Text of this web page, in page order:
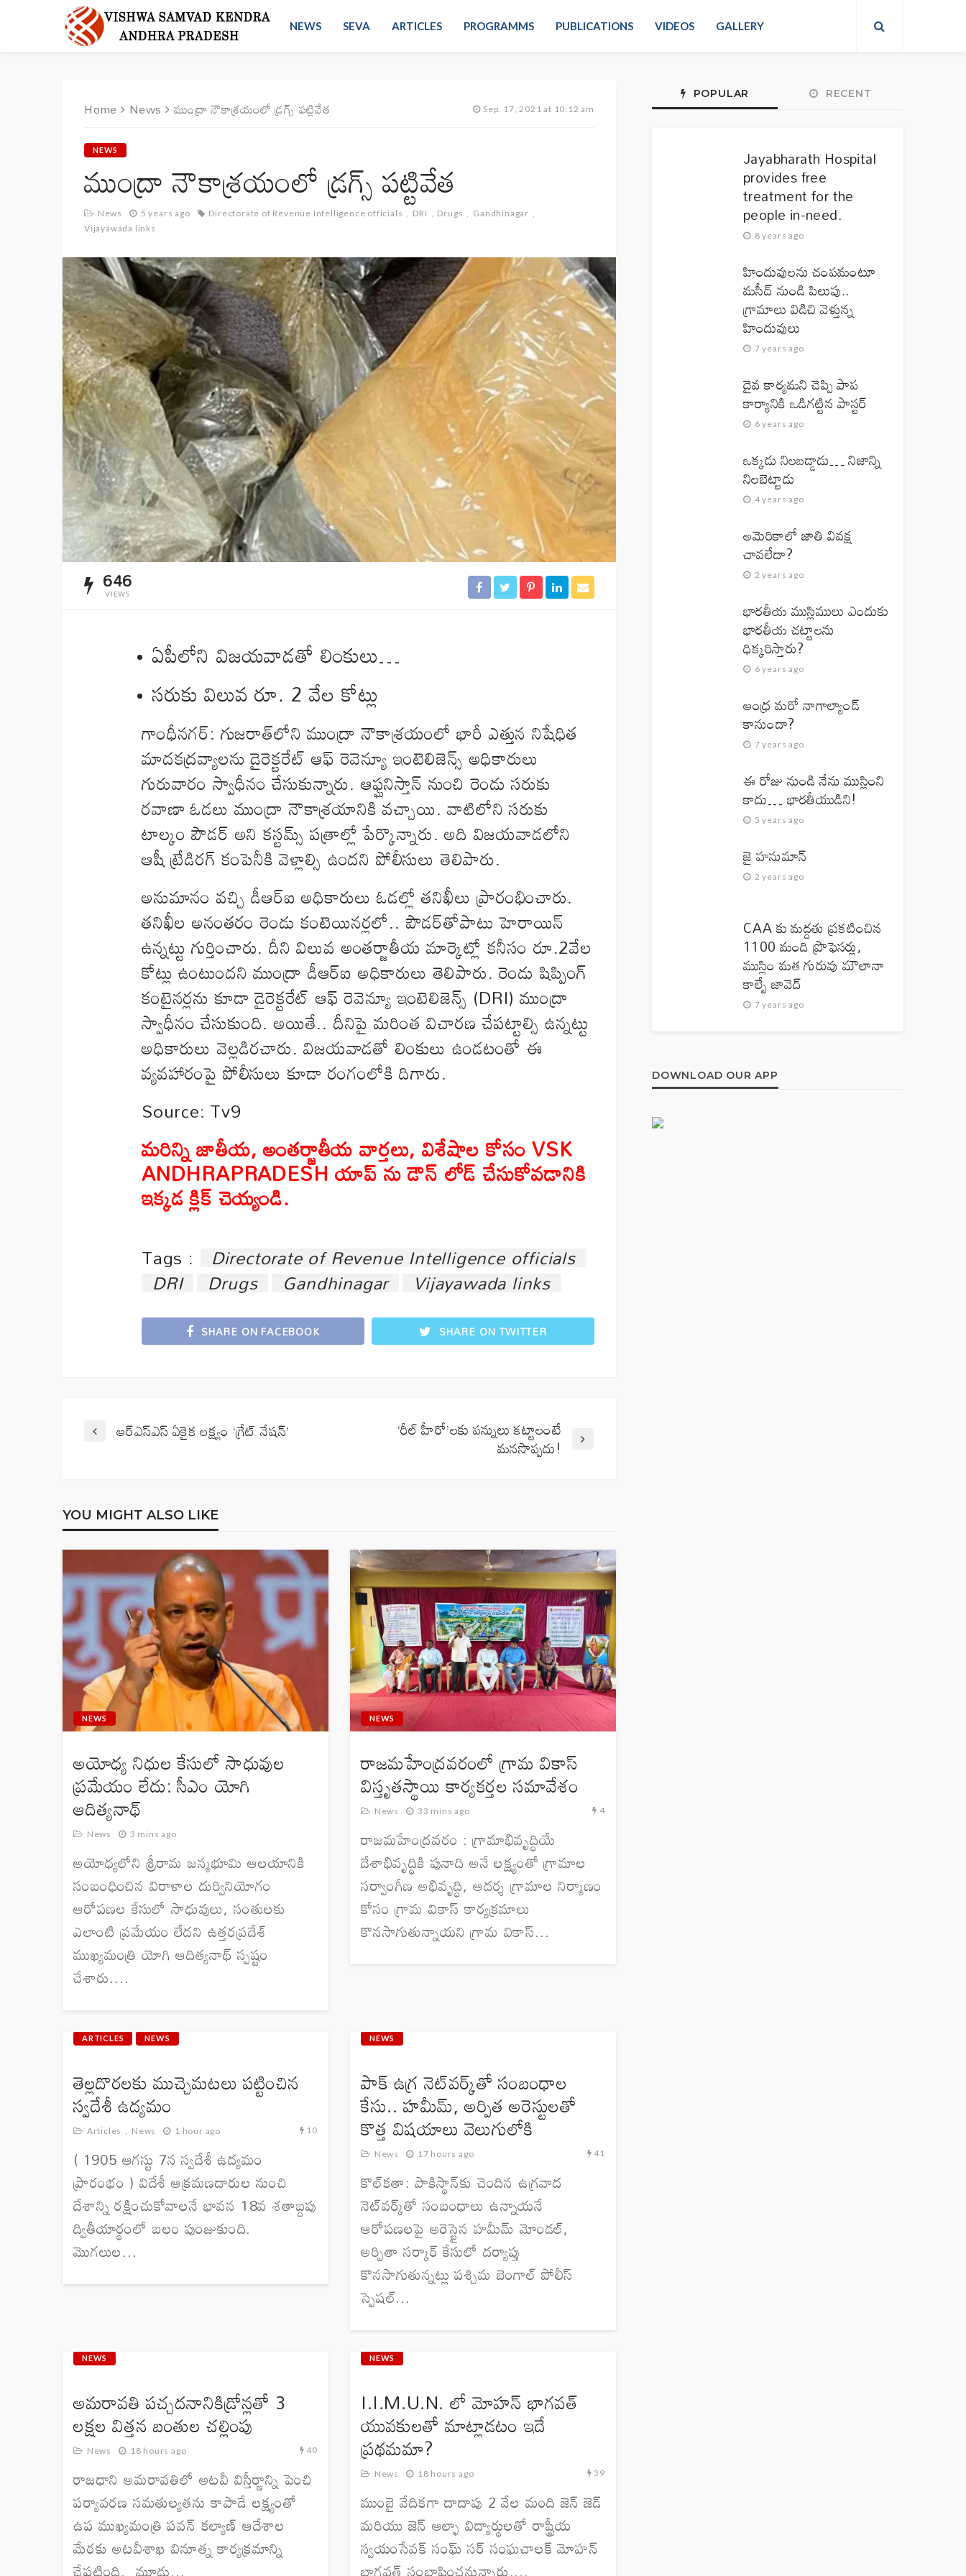
NEWS SEVA ARTICLES PROGRAMMS PUBLICATIONS VIDEOS GALLERY
Home News ముంద్రా నౌకాశ్రయంలో డ్రగ్స్‌ పట్టివేత Sep. 17, 2021 at 10:12 am
NEWS
ముంద్రా నౌకాశ్రయంలో డ్రగ్స్‌ పట్టివేత
News 5 years ago Directorate of Revenue Intelligence officials DRI Drugs
Gandhinagar
Vijayawada links
646
VIEWS
ఏపీలోని విజయవాడతో లింకులు…
సరుకు విలువ రూ. 2 వేల కోట్లు
గాంధీనగర్‌: గుజరాత్‌లోని ముంద్రా నౌకాశ్రయంలో భారీ ఎత్తున నిషేధిత
మాదకద్రవ్యాలను డైరెక్టరేట్‌ ఆఫ్‌ రెవెన్యూ ఇంటెలిజెన్స్‌ అధికారులు
గురువారం స్వాధీనం చేసుకున్నారు. ఆఫ్ఘనిస్తాన్‌ నుంచి రెండు సరుకు
రవాణా ఓడలు ముంద్రా నౌకాశ్రయానికి వచ్చాయి. వాటిలోని సరుకు
టాల్కం పౌడర్‌ అని కస్టమ్స్‌ పత్రాల్లో పేర్కొన్నారు. అది విజయవాడలోని
ఆషీ ట్రేడిరగ్‌ కంపెనీకి వెళ్లాల్సి ఉందని పోలీసులు తెలిపారు.
అనుమానం వచ్చి డీఆర్‌ఐ అధికారులు ఓడల్లో తనిఖీలు ప్రారంభించారు.
తనిఖీల అనంతరం రెండు కంటెయినర్లలో.. పౌడర్‌తోపాటు హెరాయిన్‌
ఉన్నట్టు గుర్తించారు. దీని విలువ అంతర్జాతీయ మార్కెట్లో కనీసం రూ.2వేల
కోట్లు ఉంటుందని ముంద్రా డీఆర్‌ఐ అధికారులు తెలిపారు. రెండు షిప్పింగ్‌
కంటైనర్లను కూడా డైరెక్టరేట్‌ ఆఫ్‌ రెవెన్యూ ఇంటెలిజెన్స్‌ (DRI) ముంద్రా
స్వాధీనం చేసుకుంది. అయితే.. దీనిపై మరింత విచారణ చేపట్టాల్సి ఉన్నట్టు
అధికారులు వెల్లడిరచారు. విజయవాడతో లింకులు ఉండటంతో ఈ
వ్యవహారంపై పోలీసులు కూడా రంగంలోకి దిగారు.
Source: Tv9
మరిన్ని జాతీయ,అంతర్జాతీయ వార్తలు,విశేషాల కోసంVSK
ANDHRAPRADESHయాప్ ను డౌన్ లోడ్ చేసుకోవడానికి
ఇక్కడ క్లిక్ చెయ్యండి.
Tags : Directorate of Revenue Intelligence officials
DRI Drugs Gandhinagar Vijayawada links
SHARE ON FACEBOOK SHARE ON TWITTER
ఆర్‌ఎస్‌ఎస్‌ ఏకైక లక్ష్యం ‘గ్రేట్‌ నేషన్‌’ ‘రీల్‌ హీరో’లకు పన్నులు కట్టాలంటే
మనసొప్పదు!
YOU MIGHT ALSO LIKE
NEWS
అయోధ్య నిధుల కేసులో సాధువుల
ప్రమేయం లేదు: సీఎం యోగి
ఆదిత్యనాథ్
News 3 mins ago
అయోధ్యలోని శ్రీరామ జన్మభూమి ఆలయానికి
సంబంధించిన విరాళాల దుర్వినియోగం
ఆరోపణల కేసులో సాధువులు, సంతులకు
ఎలాంటి ప్రమేయం లేదని ఉత్తరప్రదేశ్
ముఖ్యమంత్రి యోగి ఆదిత్యనాథ్ స్పష్టం
చేశారు....
NEWS
రాజమహేంద్రవరంలో గ్రామ వికాస్
విస్తృతస్థాయి కార్యకర్తల సమావేశం
News 33 mins ago 4
రాజమహేంద్రవరం : గ్రామాభివృద్ధియే
దేశాభివృద్ధికి పునాది అనే లక్ష్యంతో గ్రామాల
సర్వాంగీణ అభివృద్ధి, ఆదర్శ గ్రామాల నిర్మాణం
కోసం గ్రామ వికాస్ కార్యక్రమాలు
కొనసాగుతున్నాయని గ్రామ వికాస్...
ARTICLES NEWS
తెల్లదొరలకు ముచ్చెమటలు పట్టించిన
స్వదేశీ ఉద్యమం
Articles News 1 hour ago 10
( 1905 ఆగస్టు 7న స్వదేశీ ఉద్యమం
ప్రారంభం ) విదేశీ ఆక్రమణదారుల నుంచి
దేశాన్ని రక్షించుకోవాలనే భావన 18వ శతాబ్దపు
ద్వితీయార్థంలో బలం పుంజుకుంది.
మొగలుల...
NEWS
పాక్ ఉగ్ర నెట్‌వర్క్‌తో సంబంధాల
కేసు.. హమీమ్, అర్పిత అరెస్టులతో
కొత్త విషయాలు వెలుగులోకి
News 17 hours ago 41
కొల్‌కతా: పాకిస్థాన్‌కు చెందిన ఉగ్రవాద
నెట్‌వర్క్‌తో సంబంధాలు ఉన్నాయనే
ఆరోపణలపై అరెస్టైన హమీమ్ మోండల్,
అర్పితా సర్కార్ కేసులో దర్యాప్తు
కొనసాగుతున్నట్లు పశ్చిమ బెంగాల్ పోలీస్
స్పెషల్...
NEWS
అమరావతి పచ్చదనానికిడ్రోన్లతో 3
లక్షల విత్తన బంతుల చల్లింపు
News 18 hours ago 40
రాజధాని అమరావతిలో అటవీ విస్తీర్ణాన్ని పెంచి
పర్యావరణ సమతుల్యతను కాపాడే లక్ష్యంతో
ఉప ముఖ్యమంత్రి పవన్ కల్యాణ్ ఆదేశాల
మేరకు అటవీశాఖ వినూత్న కార్యక్రమాన్ని
NEWS
I.I.M.U.N. లో మోహన్ భాగవత్
యువకులతో మాట్లాడటం ఇదే
ప్రథమమా?
News 18 hours ago 39
ముంబై వేదికగా దాదాపు 2 వేల మంది జెన్ జెడ్
మరియు జెన్ ఆల్ఫా విద్యార్థులతో రాష్ట్రీయ
స్వయంసేవక్ సంఘ్ సర్ సంఘచాలక్ మోహన్
POPULAR RECENT
Jayabharath Hospital
provides free
treatment for the
people in-need.
8 years ago
హిందువులను చంపమంటూ
మసీద్ నుండి పిలుపు..
గ్రామాలు విడిచి వెళ్తున్న
హిందువులు
7 years ago
దైవ కార్యమని చెప్పి పాప
కార్యానికి ఒడిగట్టిన పాస్టర్
6 years ago
ఒక్కడు నిలబడ్డాడు… నిజాన్ని
నిలబెట్టాడు
4 years ago
అమెరికాలో జాతి వివక్ష
చావలేదా?
2 years ago
భారతీయ ముస్లిములు ఎందుకు
భారతీయ చట్టాలను
ధిక్కరిస్తారు?
6 years ago
ఆంధ్ర మరో నాగాల్యాండ్
కానుందా?
7 years ago
ఈ రోజు నుండి నేను ముస్లింని
కాదు… భారతీయుడిని!
5 years ago
జై హనుమాన్‌
2 years ago
CAA కు మద్దతు ప్రకటించిన
1100 మంది ప్రొఫెసర్లు,
ముస్లిం మత గురువు మౌలానా
కాల్బే జావెద్‌
7 years ago
DOWNLOAD OUR APP